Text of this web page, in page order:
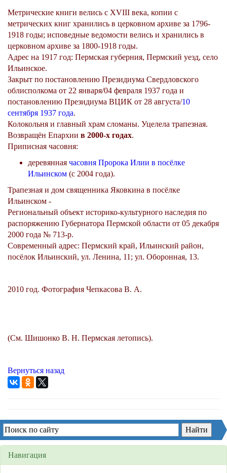
Метрические книги велись с XVIII века, копии с
метрических книг хранились в церковном архиве за 1796-
1918 годы; исповедные ведомости велись и хранились в
церковном архиве за 1800-1918 годы.
Адрес на 1917 год: Пермская губерния, Пермский уезд, село
Ильинское.
Закрыт по постановлению Президиума Свердловского
облисполкома от 22 января/04 февраля 1937 года и
постановлению Президиума ВЦИК от 28 августа/10
сентября 1937 года.
Колокольня и главный храм сломаны. Уцелела трапезная.
Возвращён Епархии в 2000-х годах.
Приписная часовня:
деревянная часовня Пророка Илии в посёлке
Ильинском (с 2004 года).
Трапезная и дом священника Яковкина в посёлке
Ильинском -
Региональный объект историко-культурного наследия по
распоряжению Губернатора Пермской области от 05 декабря
2000 года № 713-р.
Современный адрес: Пермский край, Ильинский район,
посёлок Ильинский, ул. Ленина, 11; ул. Оборонная, 13.
2010 год. Фотография Чепкасова В. А.
(См. Шишонко В. Н. Пермская летопись).
Вернуться назад
Навигация